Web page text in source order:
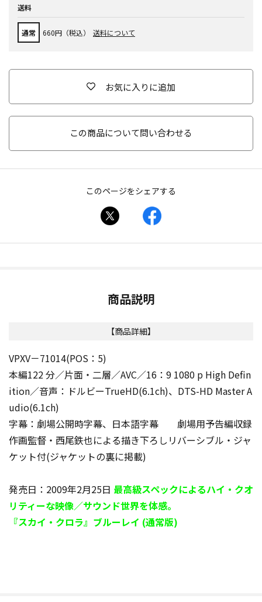
送料
通常 660円（税込） 送料について
お気に入りに追加
この商品について問い合わせる
このページをシェアする
商品説明
【商品詳細】
VPXV－71014(POS：5)
本編122 分／片面・二層／AVC／16：9 1080 p High Defin
ition／音声：ドルビーTrueHD(6.1ch)、DTS-HD Master A
udio(6.1ch)
字幕：劇場公開時字幕、日本語字幕 劇場用予告編収録
作画監督・西尾鉄也による描き下ろしリバーシブル・ジャ
ケット付(ジャケットの裏に掲載)
発売日：2009年2月25日 最高級スペックによるハイ・クオ
リティーな映像／サウンド世界を体感。
『スカイ・クロラ』ブルーレイ (通常版)